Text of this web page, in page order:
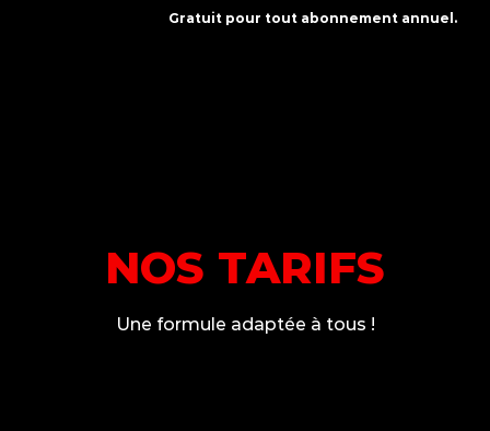
Gratuit pour tout abonnement annuel.
NOS TARIFS
Une formule adaptée à tous !